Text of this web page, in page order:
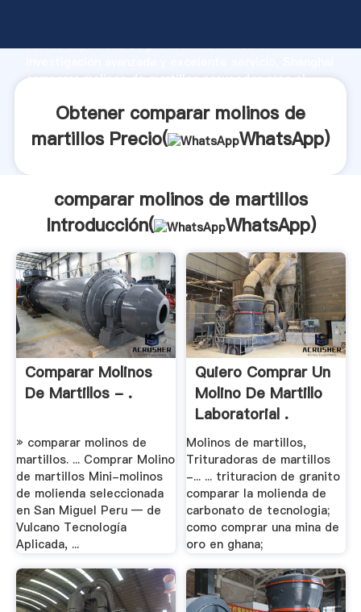
fuerte capacidad de producción, fuerza de
comparar molinos de martillos proveedor crea el
Obtener comparar molinos de
martillos Precio(
WhatsApp)
comparar molinos de martillos
Introducción(
WhatsApp)
Comparar Molinos
De Martillos - .
» comparar molinos de
martillos. ... Comprar Molino
de martillos Mini-molinos
de molienda seleccionada
en San Miguel Peru — de
Vulcano Tecnología
Aplicada, ...
Quiero Comprar Un
Molino De Martillo
Laboratorial .
Molinos de martillos,
Trituradoras de martillos
-... ... trituracion de granito
comparar la molienda de
carbonato de tecnologia;
como comprar una mina de
oro en ghana;